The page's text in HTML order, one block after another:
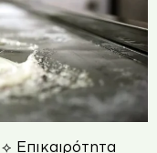
Επικαιρότητα